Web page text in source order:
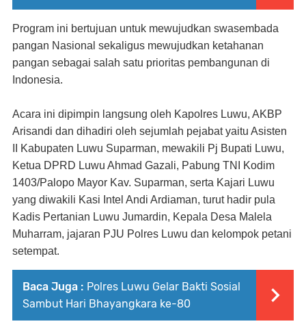
Program ini bertujuan untuk mewujudkan swasembada
pangan Nasional sekaligus mewujudkan ketahanan
pangan sebagai salah satu prioritas pembangunan di
Indonesia.
Acara ini dipimpin langsung oleh Kapolres Luwu, AKBP
Arisandi dan dihadiri oleh sejumlah pejabat yaitu Asisten
II Kabupaten Luwu Suparman, mewakili Pj Bupati Luwu,
Ketua DPRD Luwu Ahmad Gazali, Pabung TNI Kodim
1403/Palopo Mayor Kav. Suparman, serta Kajari Luwu
yang diwakili Kasi Intel Andi Ardiaman, turut hadir pula
Kadis Pertanian Luwu Jumardin, Kepala Desa Malela
Muharram, jajaran PJU Polres Luwu dan kelompok petani
setempat.
Baca Juga : Polres Luwu Gelar Bakti Sosial
Sambut Hari Bhayangkara ke-80